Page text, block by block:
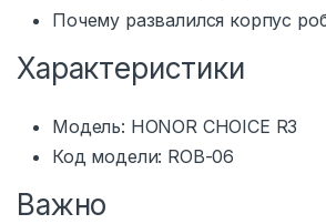
Почему развалился корпус
Характеристики
Модель: HONOR CHOICE R3
Код модели: ROB-06
Важно